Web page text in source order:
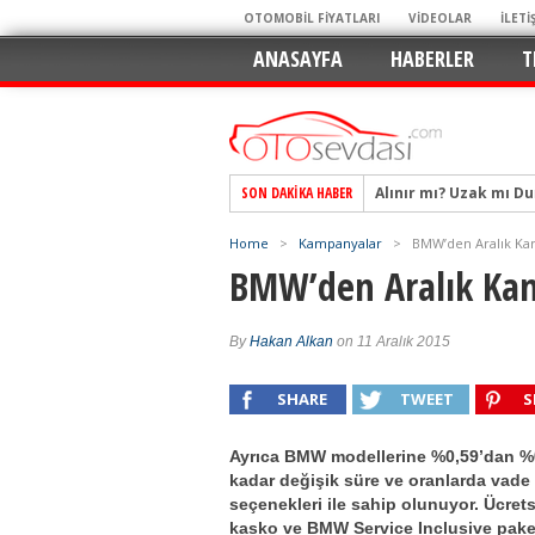
OTOMOBİL FİYATLARI VİDEOLAR
ANASAYFA HABERLER
SON DAKIKA HABER
Alınır mı? Uzak mı
Alpine A290 GTS:
EAT8’e Veda,
Crossover
Mercedes-Benz
Keskin Hatlar, GR
Geleceğin Kompakt
Pazarın Lideri,
Hem Şehirli Hem
TURKA’nın Dev Ağı
Home > Kampanyalar > BMW’den Aralık
BMW’den Aralık
ByHakan Alkan on 11 Aralık 2015
SHARE TWEET
Ayrıca BMW modellerine %0,59’dan
kadar değişik süre ve oranlarda vade
seçenekleri ile sahip olunuyor.
kasko ve BMW Service Inclusive